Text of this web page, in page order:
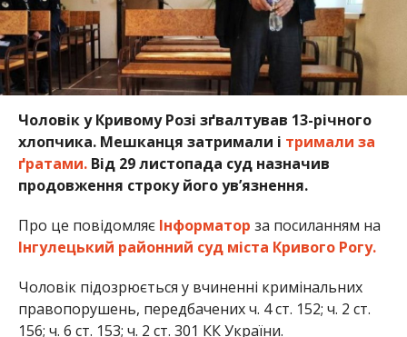
Чоловік у Кривому Розі зґвалтував 13-річного
хлопчика. Мешканця затримали і тримали за
ґратами.Від 29 листопада суд назначив
продовження строку його ув’язнення.
Про це повідомляє Інформатор за посиланням на
Інгулецький районний суд міста Кривого Рогу.
Чоловік підозрюється у вчиненні кримінальних
правопорушень, передбачених ч. 4 ст. 152; ч. 2 ст.
156; ч. 6 ст. 153; ч. 2 ст. 301 КК України.